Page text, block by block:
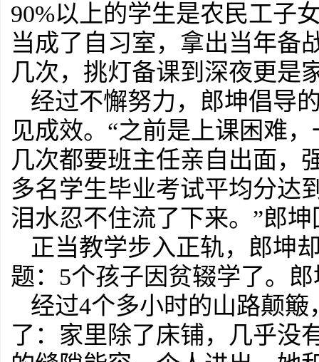
90%以上的学生是农民工子
当成了自习室，拿出当年备
几次，挑灯备课到深夜更是
经过不懈努力，郎坤倡导
见成效。“之前是上课困难
几次都要班主任亲自出面，
多名学生毕业考试平均分达
泪水忍不住流了下来。”郎
正当教学步入正轨，郎坤
题：5个孩子因贫辍学了。
经过4个多小时的山路颠
了：家里除了床铺，几乎没